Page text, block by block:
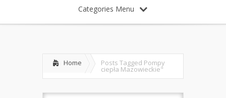
Categories Menu
Home Posts Tagged Pompy
ciepła Mazowieckie"